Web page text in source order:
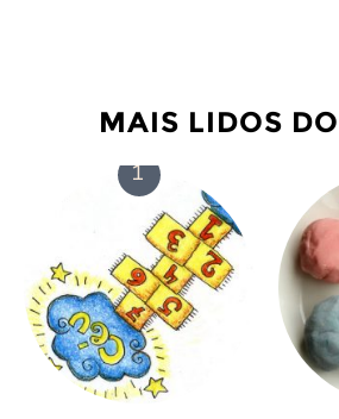
MAIS LIDOS